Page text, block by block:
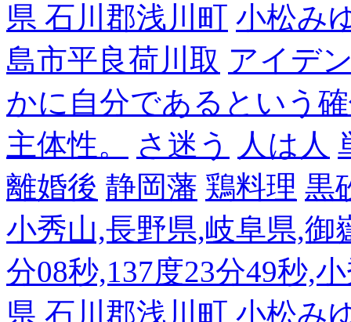
県 石川郡浅川町 小松み
島市平良荷川取 アイデ
かに自分であるという
主体性。
さ迷う 人は人
離婚後 静岡藩 鶏料理 黒
小秀山,長野県,岐阜県,御
分08秒,137度23分49秒,
県 石川郡浅川町 小松み